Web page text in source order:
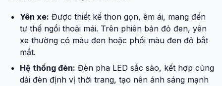
Yên xe: Được thiết kế thon gọn, êm ái, mang đến
tư thế ngồi thoải mái. Trên phiên bản đỏ đen, yên
xe thường có màu đen hoặc phối màu đen đỏ bắt
mắt.
Hệ thống đèn: Đèn pha LED sắc sảo, kết hợp cùng
dải đèn định vị thời trang, tạo nên ánh sáng mạnh